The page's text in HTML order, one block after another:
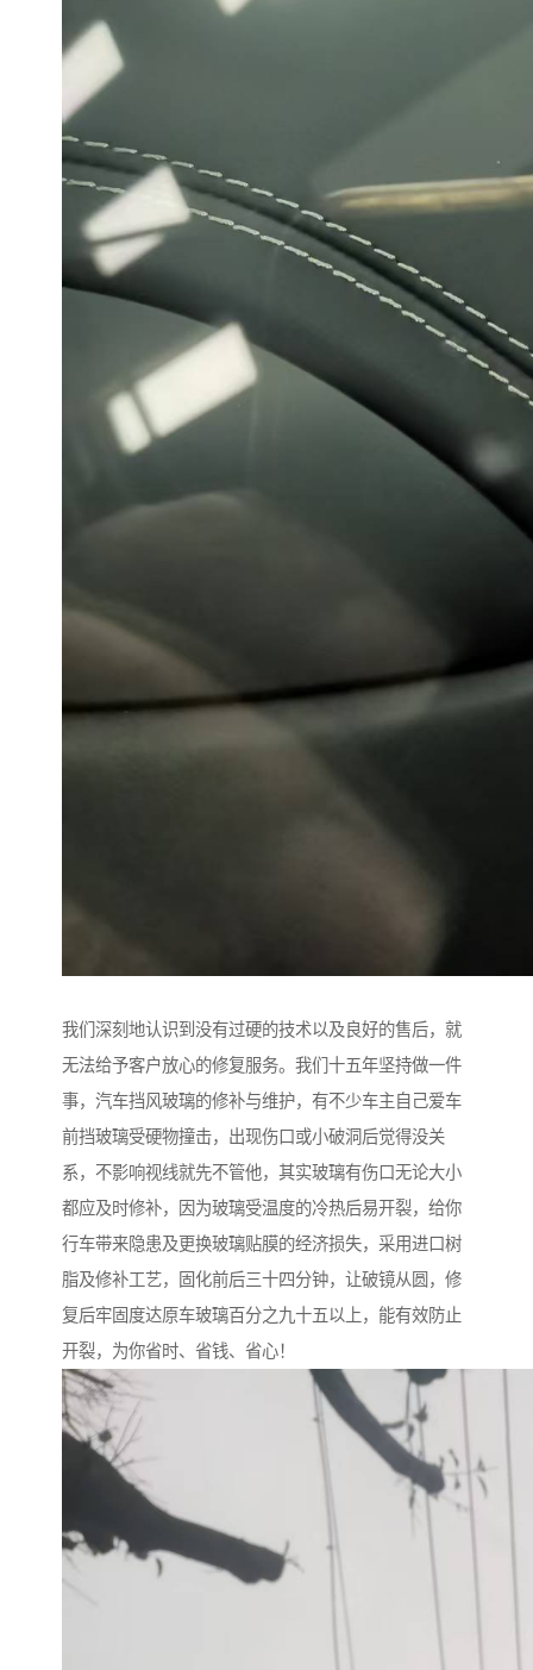
我们深刻地认识到没有过硬的技术以及良好的售后，就
无法给予客户放心的修复服务。我们十五年坚持做一件
事，汽车挡风玻璃的修补与维护，有不少车主自己爱车
前挡玻璃受硬物撞击，出现伤口或小破洞后觉得没关
系，不影响视线就先不管他，其实玻璃有伤口无论大小
都应及时修补，因为玻璃受温度的冷热后易开裂，给你
行车带来隐患及更换玻璃贴膜的经济损失，采用进口树
脂及修补工艺，固化前后三十四分钟，让破镜从圆，修
复后牢固度达原车玻璃百分之九十五以上，能有效防止
开裂，为你省时、省钱、省心！